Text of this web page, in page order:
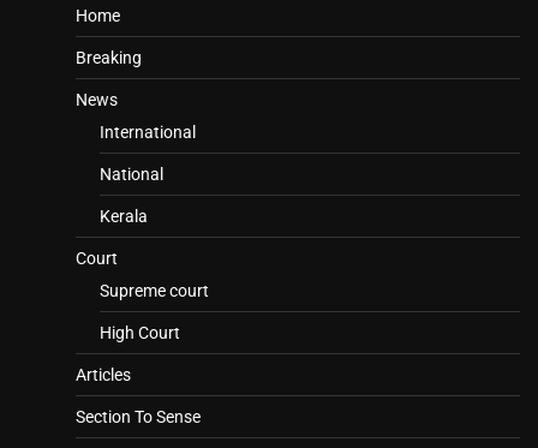
Home
Breaking
News
International
National
Kerala
Court
Supreme court
High Court
Articles
Section To Sense